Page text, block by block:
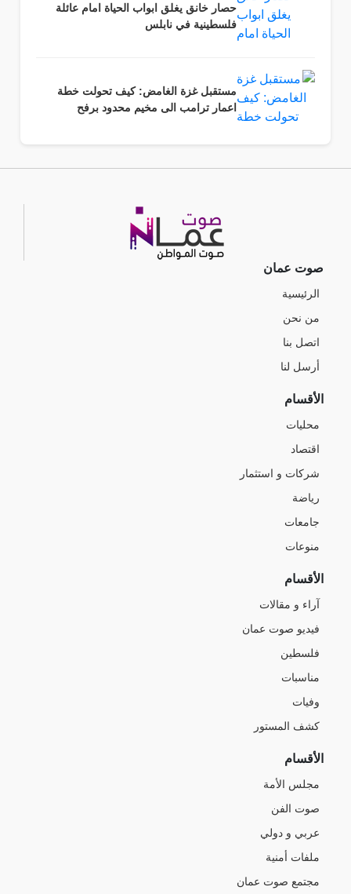
حصار خانق يغلق ابواب الحياة امام عائلة
فلسطينية في نابلس
مستقبل غزة الغامض: كيف تحولت خطة
اعمار ترامب الى مخيم محدود برفح
صوت عمان
الرئيسية
من نحن
اتصل بنا
أرسل لنا
الأقسام
محليات
اقتصاد
شركات و استثمار
رياضة
جامعات
منوعات
الأقسام
آراء و مقالات
فيديو صوت عمان
فلسطين
مناسبات
وفيات
كشف المستور
الأقسام
مجلس الأمة
صوت الفن
عربي و دولي
ملفات أمنية
مجتمع صوت عمان